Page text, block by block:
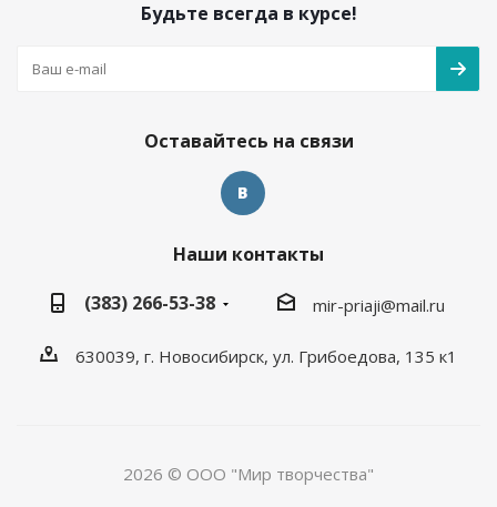
Будьте всегда в курсе!
Оставайтесь на связи
Наши контакты
(383) 266-53-38
mir-priaji@mail.ru
630039, г. Новосибирск, ул. Грибоедова, 135 к1
2026 © ООО "Мир творчества"